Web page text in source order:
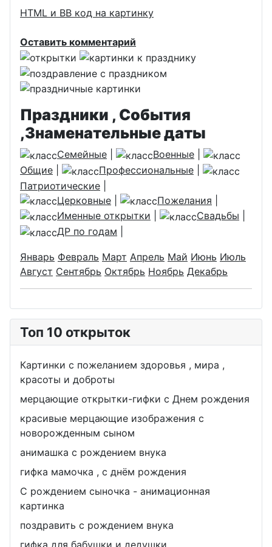
HTML и BB код на картинку
Оставить комментарий
Праздники , События
,Знаменательные даты
Семейные Военные
Общие
Профессиональные
Патриотические
Церковные
Пожелания
Именные открытки
Свадьбы
ДР по годам
Январь Февраль Март Апрель Май Июнь Июль
Август Сентябрь Октябрь Ноябрь Декабрь
Топ 10 открыток
Картинки с пожеланием здоровья , мира ,
красоты и доброты
мерцающие открытки-гифки с Днем рождения
красивые мерцающие изображения с
новорожденным сыном
анимашка с рождением внука
гифка мамочка , с днём рождения
С рождением сыночка - анимационная
картинка
поздравить с рождением внука
гифка для бабушки и дедушки